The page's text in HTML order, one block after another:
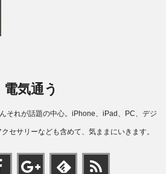
電気通う
それが話題の中心。iPhone、iPad、PC、デジ
セサリーなども含めて、気ままにいきます。